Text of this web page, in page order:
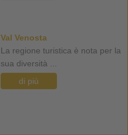
Val Venosta
La regione turistica è nota per la
sua diversità ...
di più